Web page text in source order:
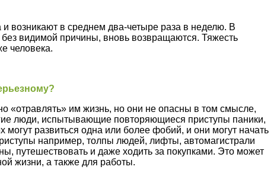
возникают в среднем два-четыре раза в неделю. В
видимой причины, вновь возвращаются. Тяжесть
человека.
«отравлять» им жизнь, но они не опасны в том смысле,
люди, испытывающие повторяющиеся приступы паники,
развиться одна или более фобий, и они могут начать
например, толпы людей, лифты, автомагистрали
путешествовать и даже ходить за покупками. Это может
жизни, а также для работы.